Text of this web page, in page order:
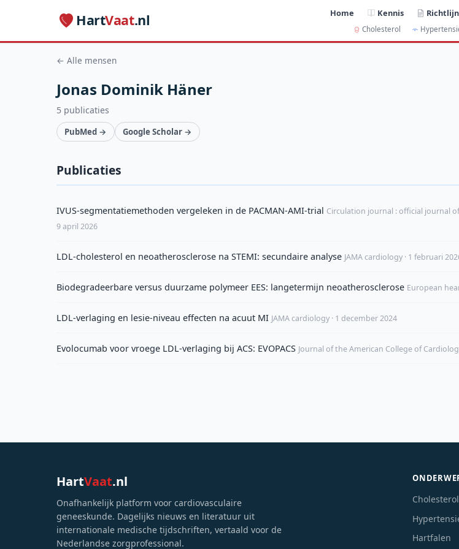
HartVaat.nl Home Kennis
Cholesterol
← Alle mensen
Jonas Dominik Häner
5 publicaties
PubMed → Google Scholar →
Publicaties
IVUS-segmentatiemethoden vergeleken in de PACMAN-AMI-trial Circulation journal : official journal
9 april 2026
LDL-cholesterol en neoatherosclerose na STEMI: secundaire analyse JAMA cardiology · 1 februari
Biodegradeerbare versus duurzame polymeer EES: langetermijn neoatherosclerose European
LDL-verlaging en lesie-niveau effecten na acuut MI JAMA cardiology · 1 december 2024
Evolocumab voor vroege LDL-verlaging bij ACS: EVOPACS Journal of the American College of
HartVaat.nl
Onafhankelijk platform voor cardiovasculaire
geneeskunde. Dagelijks nieuws en literatuur uit
internationale medische tijdschriften, vertaald voor de
Nederlandse zorgprofessional.
Cholesterol
Hartfalen